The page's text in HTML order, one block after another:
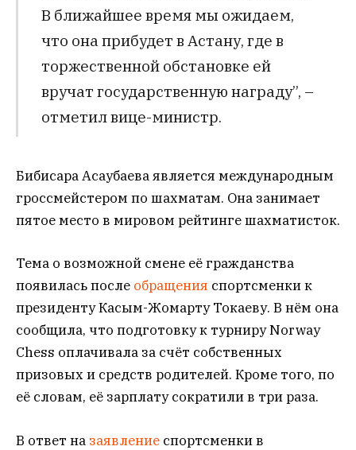
В ближайшее время мы ожидаем,
что она прибудет в Астану, где в
торжественной обстановке ей
вручат государственную награду”, –
отметил вице-министр.
Бибисара Асаубаева является международным
гроссмейстером по шахматам. Она занимает
пятое место в мировом рейтинге шахматисток.
Тема о возможной смене её гражданства
появилась после обращения спортсменки к
президенту Касым-Жомарту Токаеву. В нём она
сообщила, что подготовку к турниру Norway
Chess оплачивала за счёт собственных
призовых и средств родителей. Кроме того, по
её словам, её зарплату сократили в три раза.
В ответ на заявление спортсменки в